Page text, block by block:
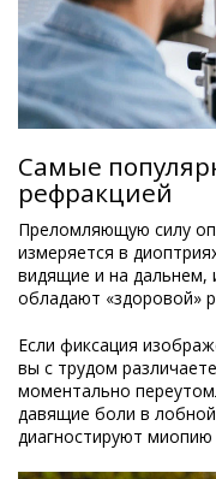
Самые
рефракцией
Преломляющую силу
измеряется в
видящие и на дальнем,
обладают «здоровой»
Если фиксация
вы с трудом
моментально
давящие боли в
диагностируют